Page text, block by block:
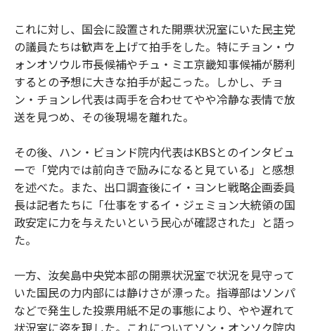
これに対し、国会に設置された開票状況室にいた民主党
の議員たちは歓声を上げて拍手をした。特にチョン・ウ
ォンオソウル市長候補やチュ・ミエ京畿知事候補が勝利
するとの予想に大きな拍手が起こった。しかし、チョ
ン・チョンレ代表は両手を合わせてやや冷静な表情で放
送を見つめ、その後現場を離れた。
その後、ハン・ビョンド院内代表はKBSとのインタビュ
ーで「党内では前向きで励みになると見ている」と感想
を述べた。また、出口調査後にイ・ヨンヒ戦略企画委員
長は記者たちに「仕事をするイ・ジェミョン大統領の国
政安定に力を与えたいという民心が確認された」と語っ
た。
一方、汝矣島中央党本部の開票状況室で状況を見守って
いた国民の力内部には静けさが漂った。指導部はソンパ
などで発生した投票用紙不足の事態により、やや遅れて
状況室に姿を現した。これについてソン・オンソク院内